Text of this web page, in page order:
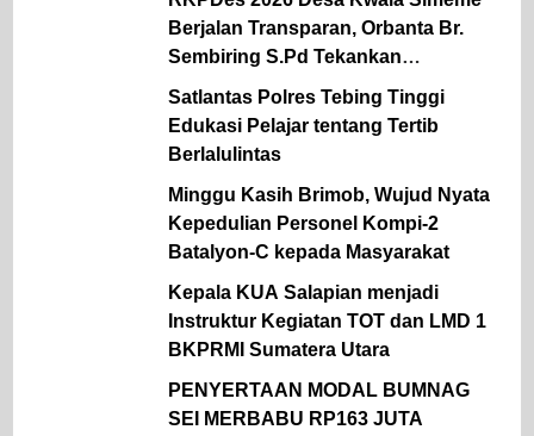
Berjalan Transparan, Orbanta Br.
Sembiring S.Pd Tekankan
Keterbukaan
Satlantas Polres Tebing Tinggi
Edukasi Pelajar tentang Tertib
Berlalulintas
Minggu Kasih Brimob, Wujud Nyata
Kepedulian Personel Kompi-2
Batalyon-C kepada Masyarakat
Kepala KUA Salapian menjadi
Instruktur Kegiatan TOT dan LMD 1
BKPRMI Sumatera Utara
PENYERTAAN MODAL BUMNAG
SEI MERBABU RP163 JUTA